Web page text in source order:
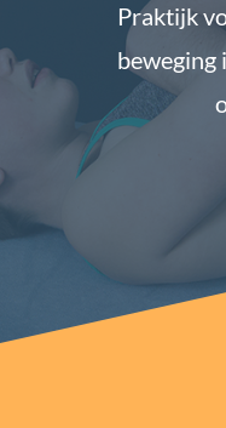
Praktijk
beweging